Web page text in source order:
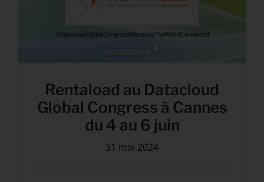
Rentaload au Datacloud
Global Congress à Cannes
du 4 au 6 juin
31 mai 2024